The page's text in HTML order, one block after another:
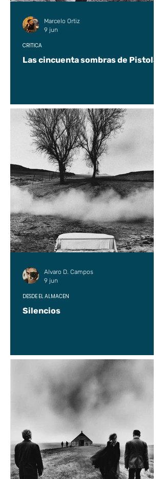
Las cincuenta sombras de Pistolas
CRÍTICA
Marcelo Ortiz
9 jun
Silencios
DESDE EL ALMACÉN
Alvaro D. Campos
9 jun